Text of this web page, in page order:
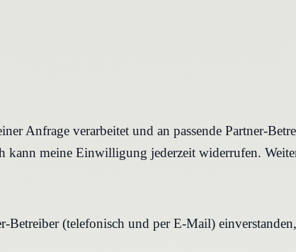
Anfrage verarbeitet und an passende Partner-
kann meine Einwilligung jederzeit widerrufen.
Betreiber (telefonisch und per E-Mail)